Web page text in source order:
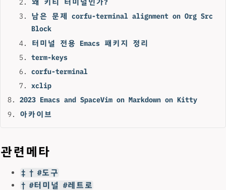
왜 키티 터미널인가?
남은 문제 corfu-terminal alignment on Org Src
Block
터미널 전용 Emacs 패키지 정리
term-keys
corfu-terminal
xclip
2023 Emacs and SpaceVim on Markdown on Kitty
아카이브
관련메타
‡ † #도구
† #터미널 #레트로